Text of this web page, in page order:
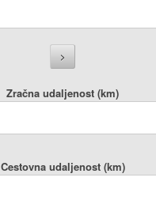
Zračna udaljenost (km)
Cestovna udaljenost (km)